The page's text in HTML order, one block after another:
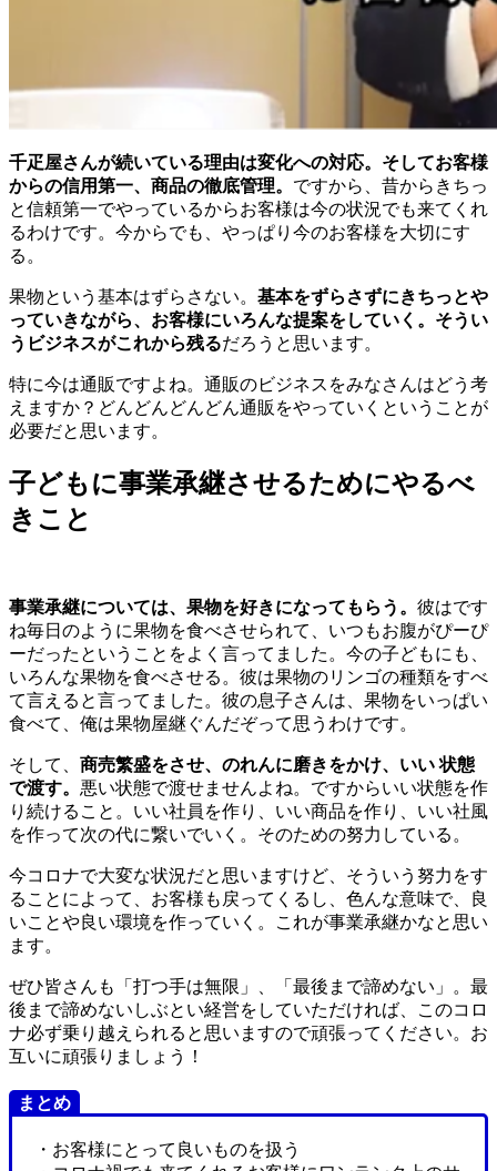
千疋屋さんが続いている理由は変化への対応。そしてお客様
からの信用第一、商品の徹底管理。 ですから、昔からきちっ
と信頼第一でやっているからお客様は今の状況でも来てくれ
るわけです。今からでも、やっぱり今のお客様を大切にす
る。
果物という基本はずらさない。 基本をずらさずにきちっとや
っていきながら、お客様にいろんな提案をしていく。そうい
うビジネスがこれから残るだろうと思います。
特に今は通販ですよね。通販のビジネスをみなさんはどう考
えますか？どんどんどんどん通販をやっていくということが
必要だと思います。
子どもに事業承継させるためにやるべ
きこと
事業承継については、果物を好きになってもらう。 彼はです
ね毎日のように果物を食べさせられて、いつもお腹がぴーぴ
ーだったということをよく言ってました。今の子どもにも、
いろんな果物を食べさせる。彼は果物のリンゴの種類をすべ
て言えると言ってました。彼の息子さんは、果物をいっぱい
食べて、俺は果物屋継ぐんだぞって思うわけです。
そして、 商売繁盛をさせ、のれんに磨きをかけ、いい 状態
で渡す。 悪い状態で渡せませんよね。ですからいい状態を作
り続けること。いい社員を作り、いい商品を作り、いい社風
を作って次の代に繋いでいく。そのための努力している。
今コロナで大変な状況だと思いますけど、そういう努力をす
ることによって、お客様も戻ってくるし、色んな意味で、良
いことや良い環境を作っていく。これが事業承継かなと思い
ます。
ぜひ皆さんも「打つ手は無限」、「最後まで諦めない」。最
後まで諦めないしぶとい経営をしていただければ、このコロ
ナ必ず乗り越えられると思いますので頑張ってください。お
互いに頑張りましょう！
まとめ
・お客様にとって良いものを扱う